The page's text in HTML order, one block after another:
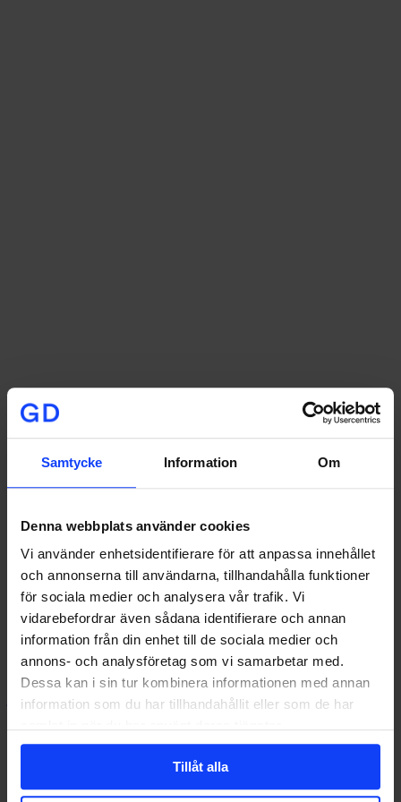
Samtycke Information Om
Denna webbplats använder cookies
Vi använder enhetsidentifierare för att anpassa innehållet
och annonserna till användarna, tillhandahålla funktioner
för sociala medier och analysera vår trafik. Vi
vidarebefordrar även sådana identifierare och annan
information från din enhet till de sociala medier och
annons- och analysföretag som vi samarbetar med.
Dessa kan i sin tur kombinera informationen med annan
information som du har tillhandahållit eller som de har
Tillåt alla
KUNDERRÖRLIGT
Wallstreet – Konstant närvaro
Wallstreet har länge varit en kund hos oss på Glory Days. Vi
hjälper dem med deras kommunikation i…
johan@glorydays.se 2016-09-13
Signa upp på vårt nyhetsbrev
I vårintegritetspolicykan